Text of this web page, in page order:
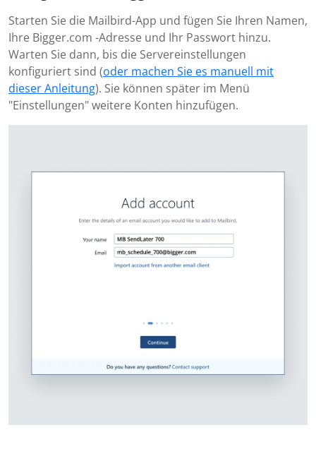
Starten Sie die Mailbird-App und fügen Sie Ihren Namen,
Ihre Bigger.com -Adresse und Ihr Passwort hinzu.
Warten Sie dann, bis die Servereinstellungen
konfiguriert sind (oder machen Sie es manuell mit
dieser Anleitung). Sie können später im Menü
"Einstellungen" weitere Konten hinzufügen.